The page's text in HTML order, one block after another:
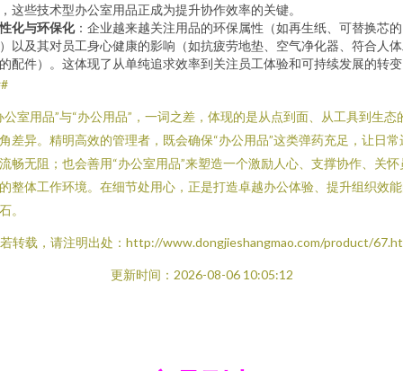
这些技术型办公室用品正成为提升协作效率的关键。
化与环保化：企业越来越关注用品的环保属性（如再生纸、可替换芯的
以及其对员工身心健康的影响（如抗疲劳地垫、空气净化器、符合人
配件）。这体现了从单纯追求效率到关注员工体验和可持续发展的转
公室用品”与“办公用品”，一词之差，体现的是从点到面、从工具到生态
差异。精明高效的管理者，既会确保“办公用品”这类弹药充足，让日常
畅无阻；也会善用“办公室用品”来塑造一个激励人心、支撑协作、关怀
整体工作环境。在细节处用心，正是打造卓越办公体验、提升组织效
。
转载，请注明出处：http://www.dongjieshangmao.com/product/
更新时间：2026-08-06 10:05:12